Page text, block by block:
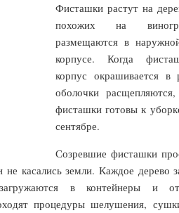
Фисташки растут на
похожих на
размещаются в
корпусе. Когда
корпус окрашивается
оболочки
фисташки готовы к
сентябре.
Созревшие фисташки
не касались земли. Каждое дерево
в контейнеры и
процедуры шелушения,